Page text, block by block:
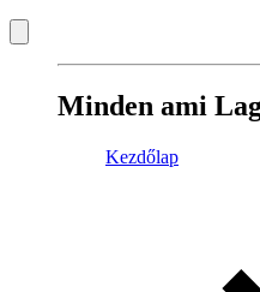
Minden ami
Kezdőlap